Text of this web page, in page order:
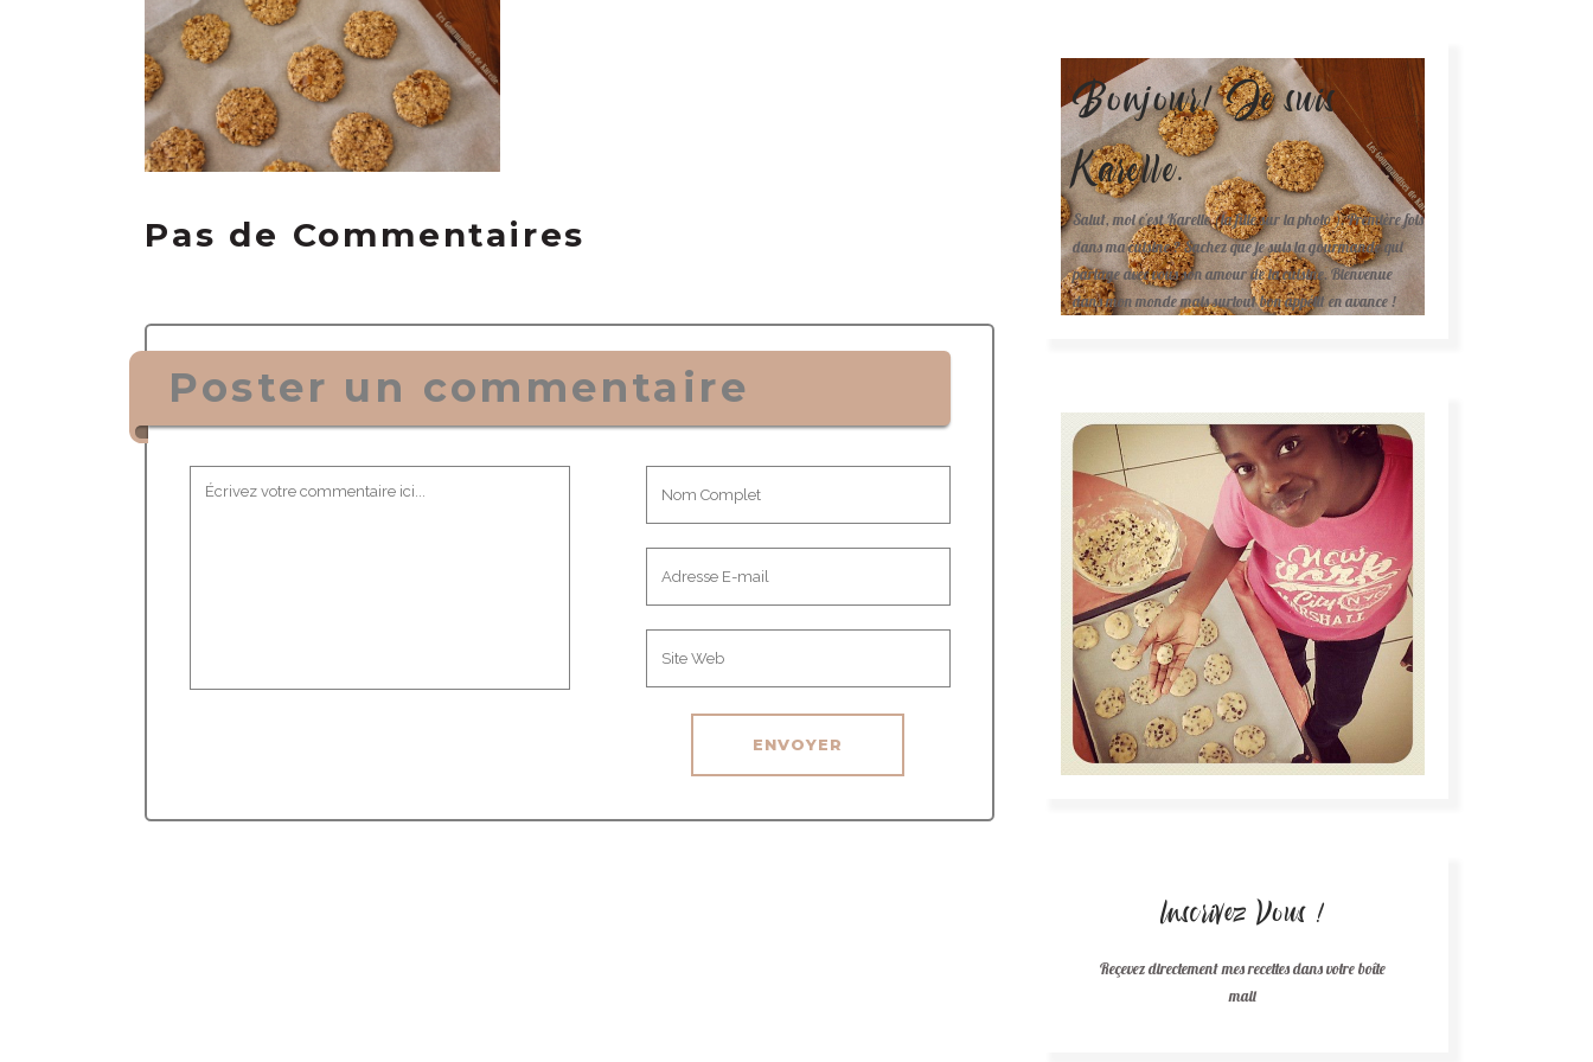
Pas de Commentaires
Poster un commentaire
Bonjour! Je suis
Karelle.
Salut, moi c'est Karelle (la fille sur la photo ). Première fois
dans ma cuisine ? Sachez que je suis la gourmande qui
partage avec vous son amour de la cuisine. Bienvenue
dans mon monde mais surtout bon appétit en avance !
Inscrivez Vous !
Reçevez directement mes recettes dans votre boîte
mail